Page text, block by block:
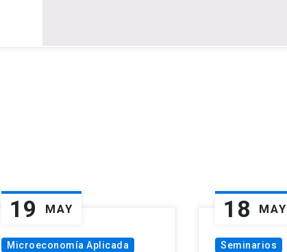
19 MAY
Microeconomía Aplicada
18 MAY
Seminarios